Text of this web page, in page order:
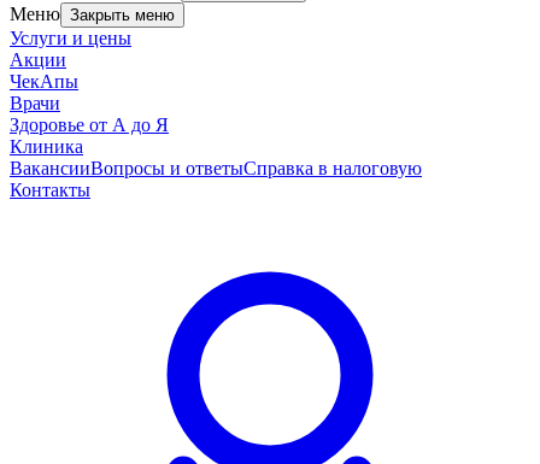
Меню Закрыть меню
Услуги и цены
Акции
ЧекАпы
Врачи
Здоровье от А до Я
Клиника
ВакансииВопросы и ответыСправка в налоговую
Контакты